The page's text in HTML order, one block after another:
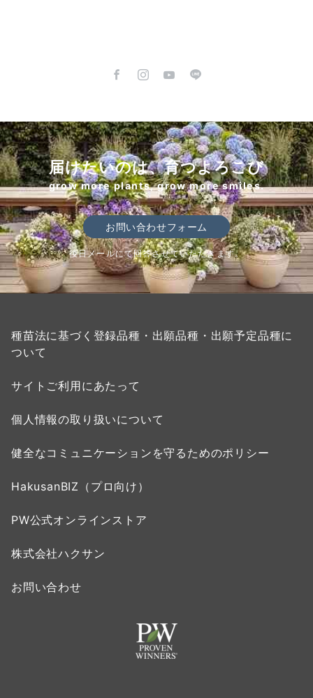
届けたいのは、育つよろこび
grow more plants, grow more smiles.
お問い合わせフォーム
後日メールにて回答させていただきます。
種苗法に基づく登録品種・出願品種・出願予定品種に
ついて
サイトご利用にあたって
個人情報の取り扱いについて
健全なコミュニケーションを守るためのポリシー
HakusanBIZ（プロ向け）
PW公式オンラインストア
株式会社ハクサン
お問い合わせ